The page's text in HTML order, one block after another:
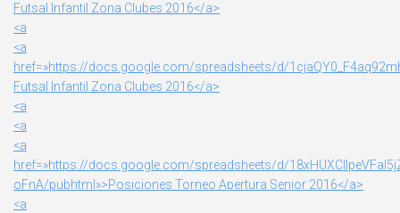
Futsal Infantil Zona Clubes 2016</a>
<a
<a
href=»https://docs.google.com/spreadsheets/d/
Futsal Infantil Zona Clubes 2016</a>
<a
<a
<a
href=»https://docs.google.com/spreadsheets/d/
oFnA/pubhtml»>Posiciones Torneo Apertura Senior 2016</a>
<a